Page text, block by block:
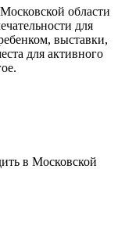
области
для
выставки,
для активного
в Московской